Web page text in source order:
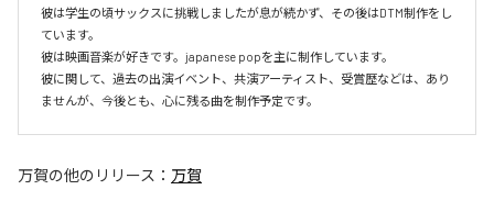
彼は学生の頃サックスに挑戦しましたが息が続かず、その後はDTM制作をし
ています。
彼は映画音楽が好きです。japanese popを主に制作しています。
彼に関して、過去の出演イベント、共演アーティスト、受賞歴などは、あり
ませんが、今後とも、心に残る曲を制作予定です。
万賀の他のリリース： 万賀